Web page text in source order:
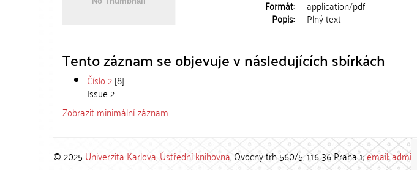
Formát: application/pdf
Popis: Plný text
Tento záznam se objevuje v následujících sbírkách
Číslo 2[8]
Issue 2
Zobrazit minimální záznam
© 2025 Univerzita Karlova,Ústřední knihovna, Ovocný trh 560/5, 116 36 Praha 1;email: